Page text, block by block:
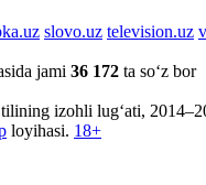
slovo.uz television.uz
jami 36 172 ta so‘z bor
izohli lug‘ati,
loyihasi. 18+